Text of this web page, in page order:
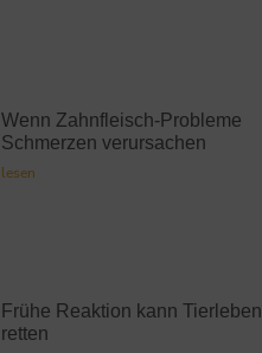
Wenn Zahnfleisch-Probleme
Schmerzen verursachen
lesen
Frühe Reaktion kann Tierleben
retten